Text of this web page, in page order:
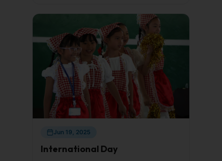
Jun 19, 2025
International Day